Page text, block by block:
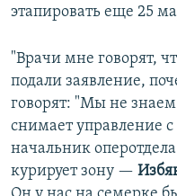
этапировать еще 25
"Врачи мне говорят,
подали заявление,
говорят: "Мы не
снимает управление
начальник
курирует зону —